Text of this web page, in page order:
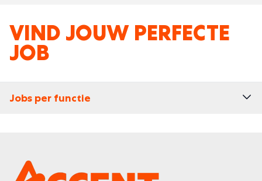
VIND JOUW PERFECTE
JOB
Jobs per functie